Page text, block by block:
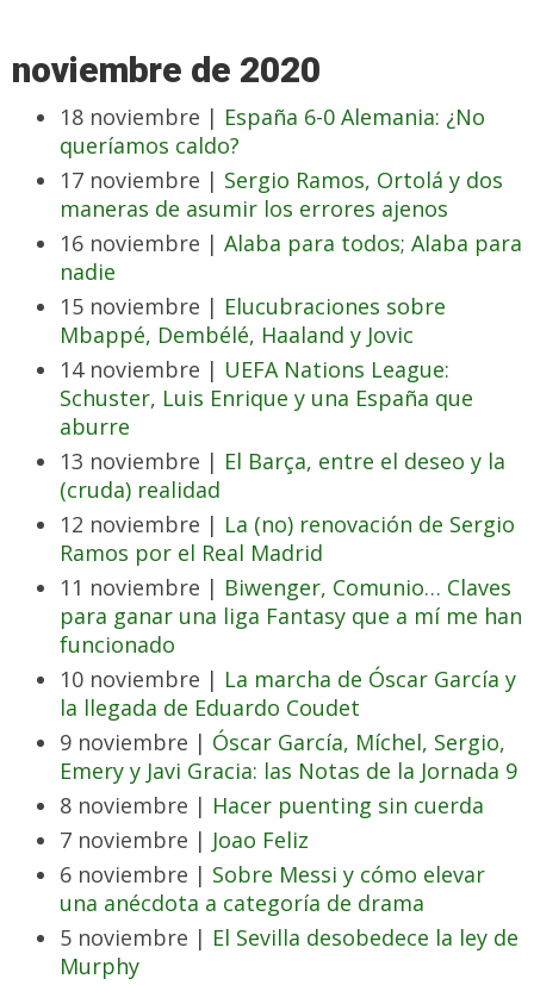
noviembre de 2020
18 noviembre | España 6-0 Alemania: ¿No
queríamos caldo?
17 noviembre | Sergio Ramos, Ortolá y dos
maneras de asumir los errores ajenos
16 noviembre | Alaba para todos; Alaba para
nadie
15 noviembre | Elucubraciones sobre
Mbappé, Dembélé, Haaland y Jovic
14 noviembre | UEFA Nations League:
Schuster, Luis Enrique y una España que
aburre
13 noviembre | El Barça, entre el deseo y la
(cruda) realidad
12 noviembre | La (no) renovación de Sergio
Ramos por el Real Madrid
11 noviembre | Biwenger, Comunio… Claves
para ganar una liga Fantasy que a mí me han
funcionado
10 noviembre | La marcha de Óscar García y
la llegada de Eduardo Coudet
9 noviembre | Óscar García, Míchel, Sergio,
Emery y Javi Gracia: las Notas de la Jornada 9
8 noviembre | Hacer puenting sin cuerda
7 noviembre | Joao Feliz
6 noviembre | Sobre Messi y cómo elevar
una anécdota a categoría de drama
5 noviembre | El Sevilla desobedece la ley de
Murphy